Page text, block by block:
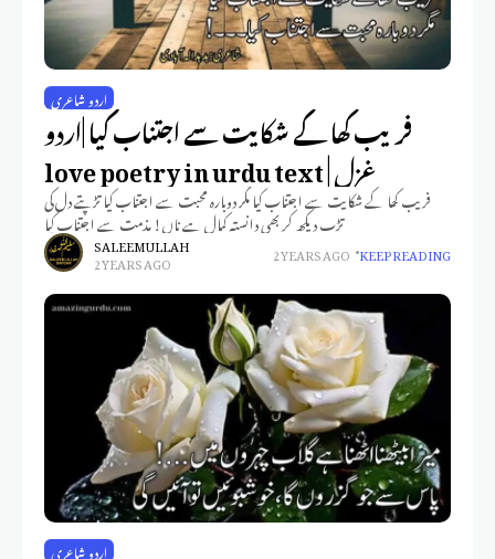
اردو شاعری
فریب کھا کے شکایت سے اجتناب کیا |اردو
غزل | love poetry in urdu text
فریب کھا کے شکایت سے اجتناب کیا مگر دوبارہ محبت سے اجتناب کیا تڑپتے دل کی
تڑپ دیکھ کر بھی دانستہ کمال ہے ناں! مذمت سے اجتناب کیا
SALEEM ULLAH
2 YEARS AGO 2 YEARS AGO KEEP READING
اردو شاعری